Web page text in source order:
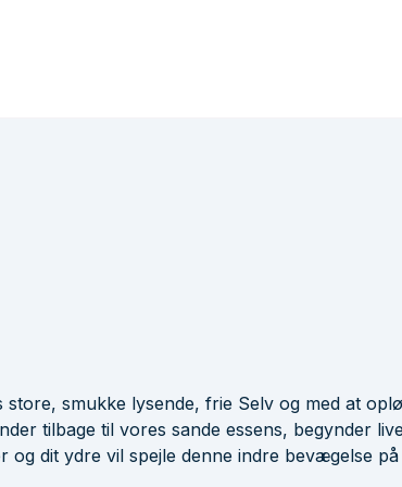
smukke lysende, frie Selv og med at
tilbage til vores sande essens, begynder
og dit ydre vil spejle denne indre bevægelse på